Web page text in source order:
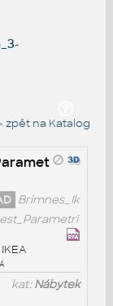
« zpět na Katalog
Brimnes_Ik
IKEA
kat:Nábytek